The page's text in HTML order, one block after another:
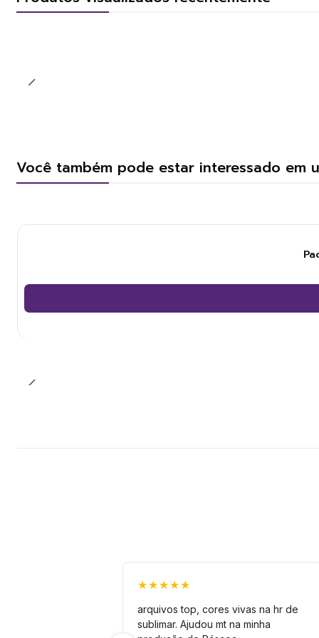
Você também pode estar interessado em
★★★★★
arquivos top, cores vivas na hr de
sublimar. Ajudou mt na minha